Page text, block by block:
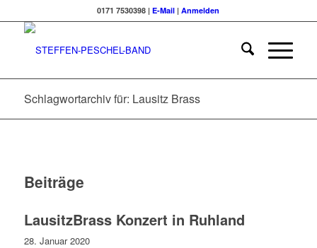
0171 7530398 |E-Mail |Anmelden
Schlagwortarchiv für: Lausitz Brass
Beiträge
LausitzBrass Konzert in Ruhland
28. Januar 2020